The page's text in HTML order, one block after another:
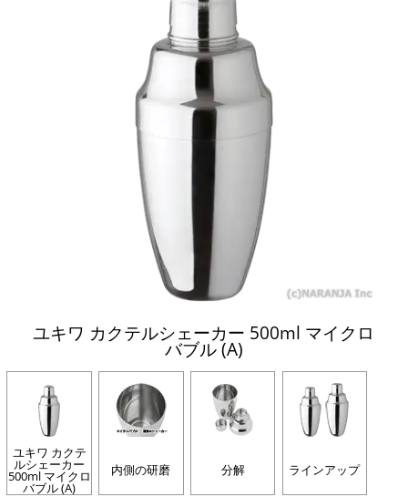
ユキワ カクテルシェーカー 500ml マイクロ
バブル (A)
ユキワ カクテ
ルシェーカー
500ml マイクロ
バブル (A)
内側の研磨 分解 ラインアップ